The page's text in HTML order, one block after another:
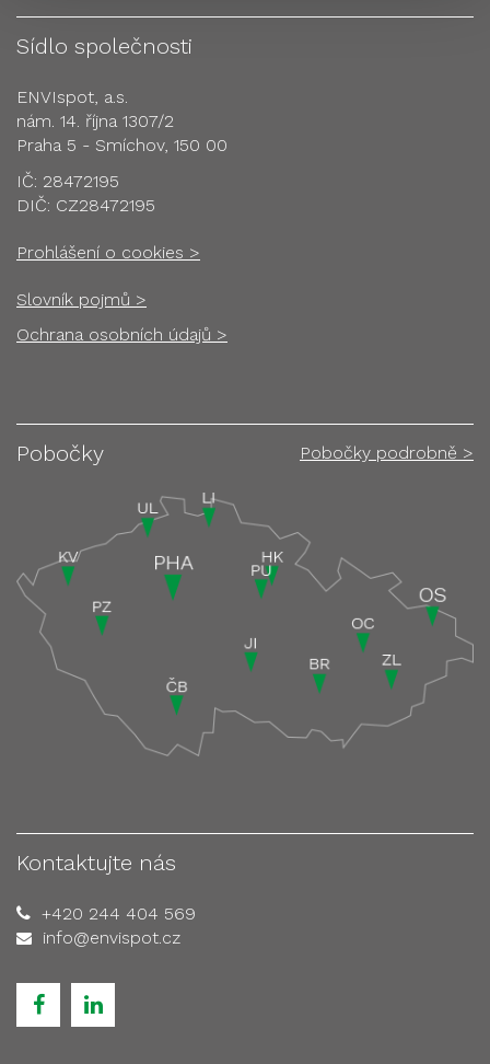
Sídlo společnosti
ENVIspot, a.s.
nám. 14. října 1307/2
Praha 5 - Smíchov, 150 00
IČ: 28472195
DIČ: CZ28472195
Prohlášení o cookies >
Slovník pojmů >
Ochrana osobních údajů >
Pobočky Pobočky podrobně >
Kontaktujte nás
+420 244 404 569
info@envispot.cz